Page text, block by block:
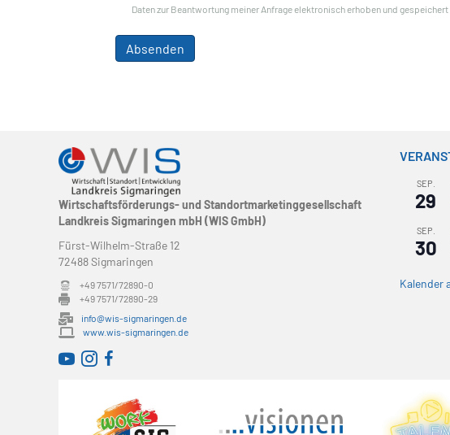
(erforderlich)
Daten zur Beantwortung meiner Anfrage elektronisch erhoben und
Wirtschaftsförderungs- und Standortmarketinggesellschaft
Landkreis Sigmaringen mbH (WIS GmbH)
Fürst-Wilhelm-Straße 12
72488 Sigmaringen
+49 7571/72890-0
+49 7571/72890-29
info@wis-sigmaringen.de
www.wis-sigmaringen.de
WirtschaftsRADAR bei YouTube
WirtschaftsRADAR bei Instagram
SEP.
29
SEP.
30
Kalender